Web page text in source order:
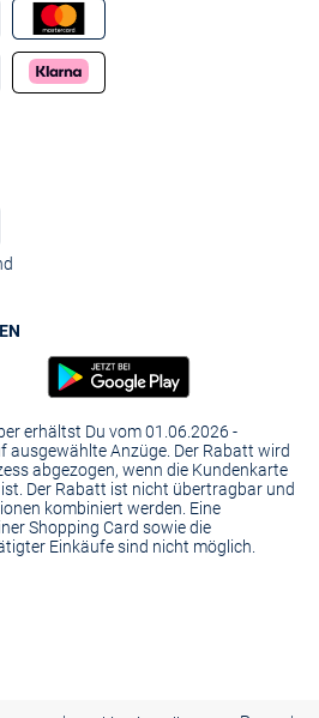
erhältst Du vom 01.06.2026 -
ausgewählte Anzüge. Der Rabatt wird
abgezogen, wenn die Kundenkarte
Der Rabatt ist nicht übertragbar und
kombiniert werden. Eine
Shopping Card sowie die
Einkäufe sind nicht möglich.